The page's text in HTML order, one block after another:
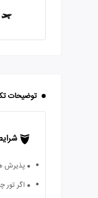
توضیحات
پذیرش
اگر تور